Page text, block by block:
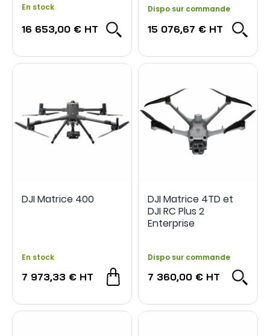
En stock
16 653,00 € HT
Dispo sur commande
15 076,67 € HT
DJI Matrice 400
En stock
7 973,33 € HT
DJI Matrice 4TD et
DJI RC Plus 2
Enterprise
Dispo sur commande
7 360,00 € HT